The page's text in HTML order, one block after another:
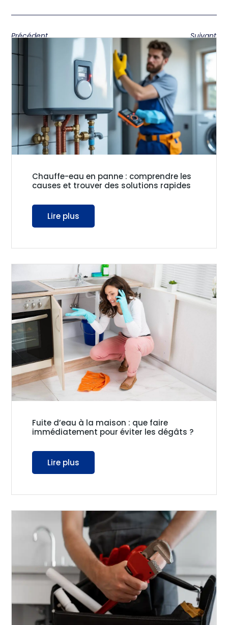
Précédent Suivant
Chauffe-eau en panne : comprendre les
causes et trouver des solutions rapides
Lire plus
Fuite d’eau à la maison : que faire
immédiatement pour éviter les dégâts ?
Lire plus